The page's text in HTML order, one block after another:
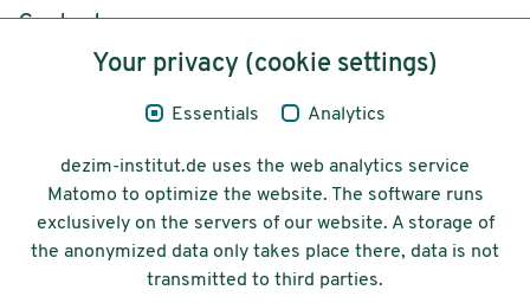
Content
Legal Notice
Accessibility
© 2026 Deutsches Zentrum für
Integrations-
und Migrationsforschung DeZIM e.V.
Your privacy (cookie settings)
Essentials Analytics
dezim-institut.de uses the web analytics service
Matomo to optimize the website. The software runs
exclusively on the servers of our website. A storage of
the anonymized data only takes place there, data is not
transmitted to third parties.